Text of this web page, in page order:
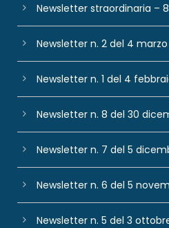
Newsletter straordinaria –
Newsletter n. 2 del 4
Newsletter n. 1 del 4
Newsletter n. 8 del 30
Newsletter n. 7 del 5
Newsletter n. 6 del 5
Newsletter n. 5 del 3